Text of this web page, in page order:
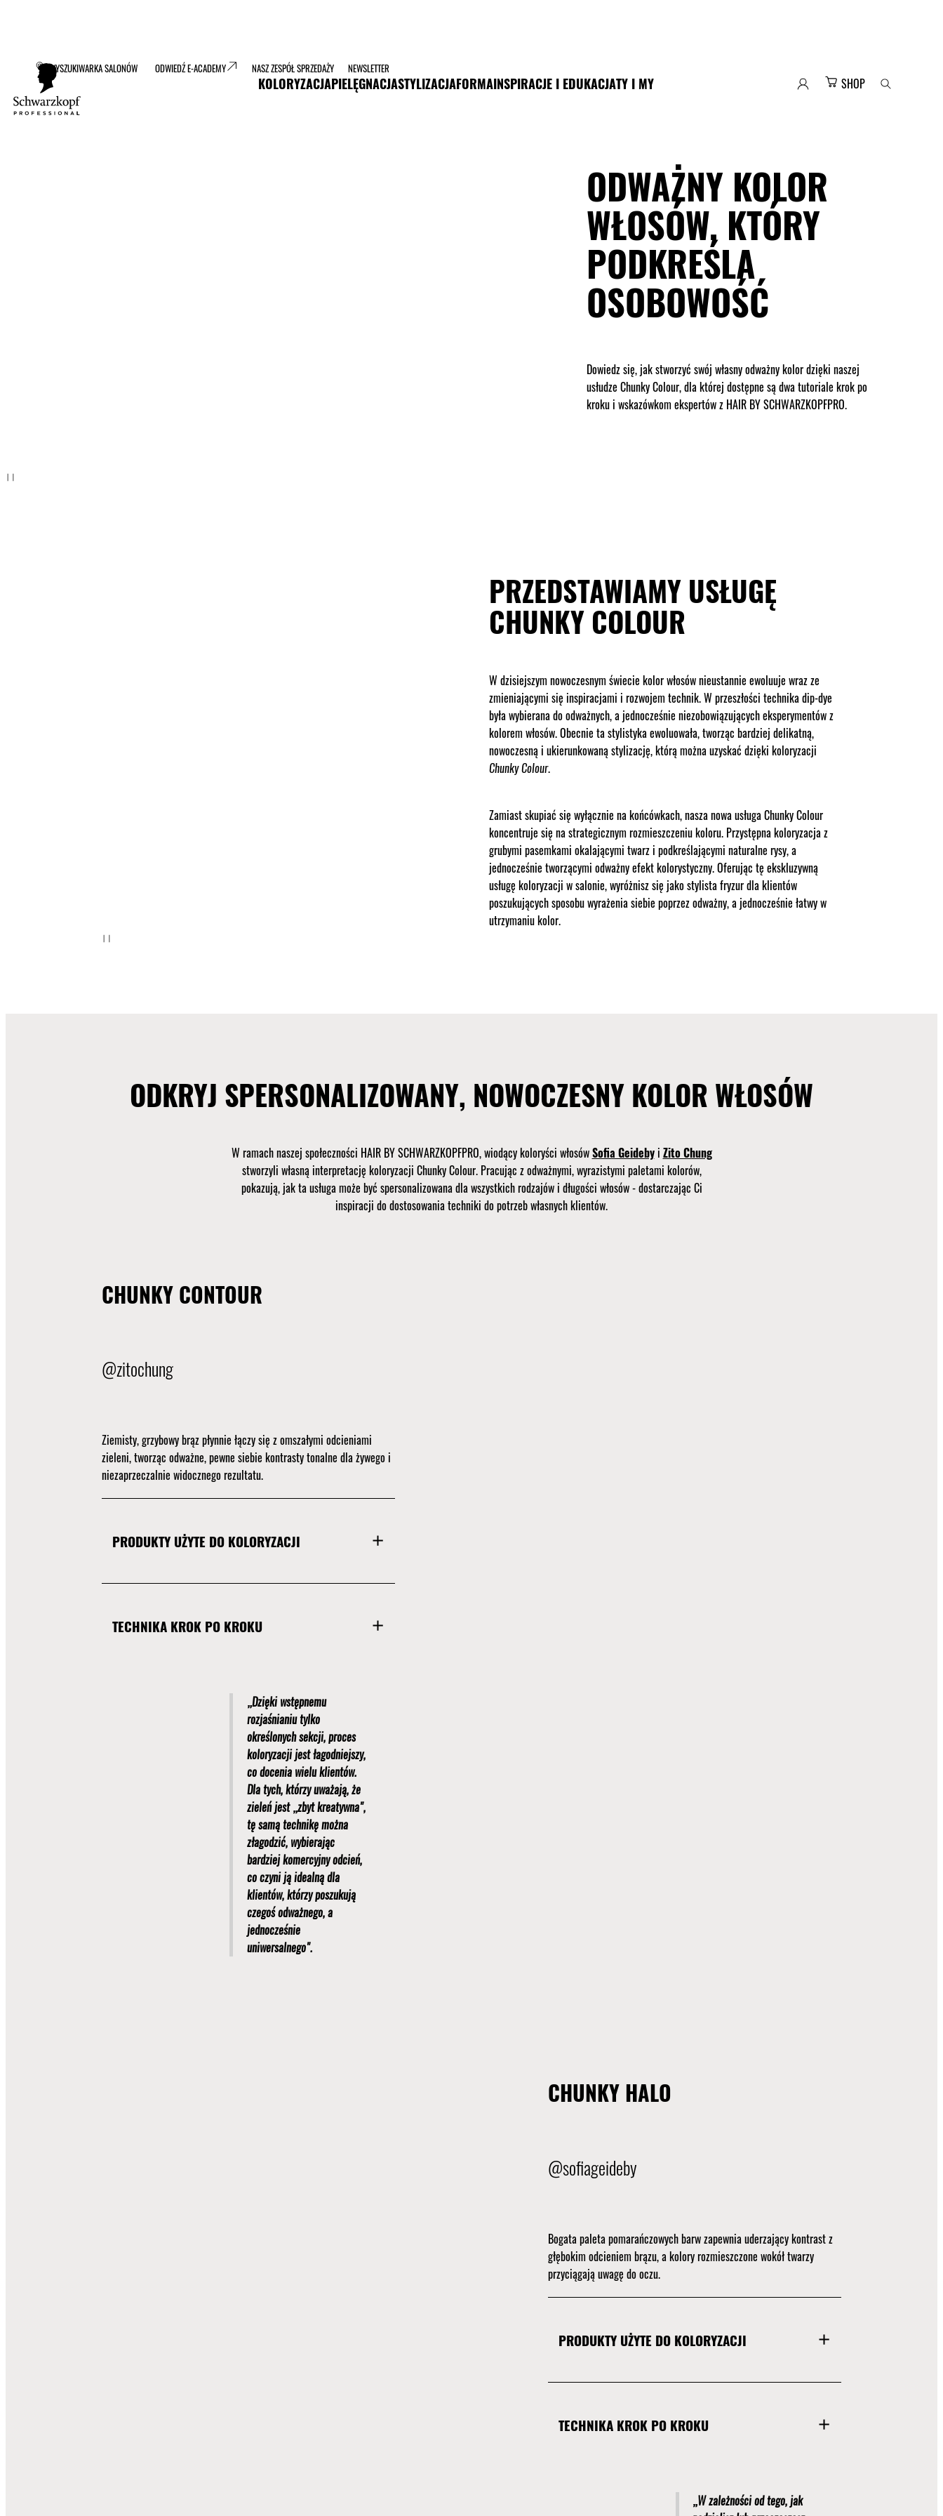
KOLORYZACJAPIELĘGNACJASTYLIZACJAFORMAINSPIRACJE I EDUKACJATY I MY SHOP
WYSZUKIWARKA SALONÓW ODWIEDŹ E-ACADEMY NASZ ZESPÓŁ SPRZEDAŻY NEWSLETTER
ODWAŻNY KOLOR
WŁOSÓW, KTÓRY
PODKREŚLA
OSOBOWOŚĆ
Dowiedz się, jak stworzyć swój własny odważny kolor dzięki naszej
usłudze Chunky Colour, dla której dostępne są dwa tutoriale krok po
kroku i wskazówkom ekspertów z HAIR BY SCHWARZKOPFPRO.
PRZEDSTAWIAMY USŁUGĘ
CHUNKY COLOUR
W dzisiejszym nowoczesnym świecie kolor włosów nieustannie ewoluuje wraz ze
zmieniającymi się inspiracjami i rozwojem technik. W przeszłości technika dip-dye
była wybierana do odważnych, a jednocześnie niezobowiązujących eksperymentów z
kolorem włosów. Obecnie ta stylistyka ewoluowała, tworząc bardziej delikatną,
nowoczesną i ukierunkowaną stylizację, którą można uzyskać dzięki koloryzacji
Chunky Colour.
Zamiast skupiać się wyłącznie na końcówkach, nasza nowa usługa Chunky Colour
koncentruje się na strategicznym rozmieszczeniu koloru. Przystępna koloryzacja z
grubymi pasemkami okalającymi twarz i podkreślającymi naturalne rysy, a
jednocześnie tworzącymi odważny efekt kolorystyczny. Oferując tę ekskluzywną
usługę koloryzacji w salonie, wyróżnisz się jako stylista fryzur dla klientów
poszukujących sposobu wyrażenia siebie poprzez odważny, a jednocześnie łatwy w
utrzymaniu kolor.
ODKRYJ SPERSONALIZOWANY, NOWOCZESNY KOLOR WŁOSÓW
W ramach naszej społeczności HAIR BY SCHWARZKOPFPRO, wiodący koloryści włosówSofia Geidebyi Zito Chung
stworzyli własną interpretację koloryzacji Chunky Colour. Pracując z odważnymi, wyrazistymi paletami kolorów,
pokazują, jak ta usługa może być spersonalizowana dla wszystkich rodzajów i długości włosów - dostarczając Ci
inspiracji do dostosowania techniki do potrzeb własnych klientów.
CHUNKY CONTOUR
@zitochung
Ziemisty, grzybowy brąz płynnie łączy się z omszałymi odcieniami
zieleni, tworząc odważne, pewne siebie kontrasty tonalne dla żywego i
niezaprzeczalnie widocznego rezultatu.
PRODUKTY UŻYTE DO KOLORYZACJI
TECHNIKA KROK PO KROKU
„Dzięki wstępnemu
rozjaśnianiu tylko
określonych sekcji, proces
koloryzacji jest łagodniejszy,
co docenia wielu klientów.
Dla tych, którzy uważają, że
zieleń jest „zbyt kreatywna",
tę samą technikę można
złagodzić, wybierając
bardziej komercyjny odcień,
co czyni ją idealną dla
klientów, którzy poszukują
czegoś odważnego, a
jednocześnie
uniwersalnego".
CHUNKY HALO
@sofiageideby
Bogata paleta pomarańczowych barw zapewnia uderzający kontrast z
głębokim odcieniem brązu, a kolory rozmieszczone wokół twarzy
przyciągają uwagę do oczu.
PRODUKTY UŻYTE DO KOLORYZACJI
TECHNIKA KROK PO KROKU
„W zależności od tego, jak